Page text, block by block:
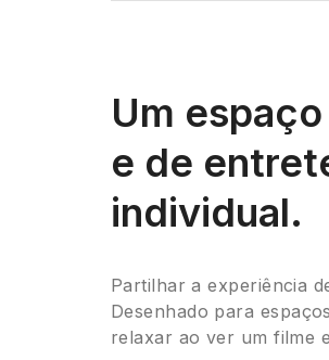
Um
e de
individual.
Partilhar a experiência
Desenhado para
relaxar ao ver um filme